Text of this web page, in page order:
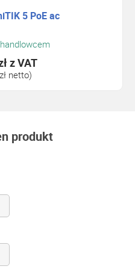
5 PoE ac
z VAT
netto)
produkt